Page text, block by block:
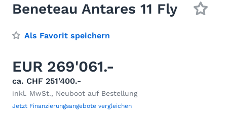
Beneteau Antares 11 Fly
Als Favorit speichern
EUR 269'061.-
ca. CHF 251'400.-
inkl. MwSt., Neuboot auf Bestellung
Jetzt Finanzierungsangebote vergleichen